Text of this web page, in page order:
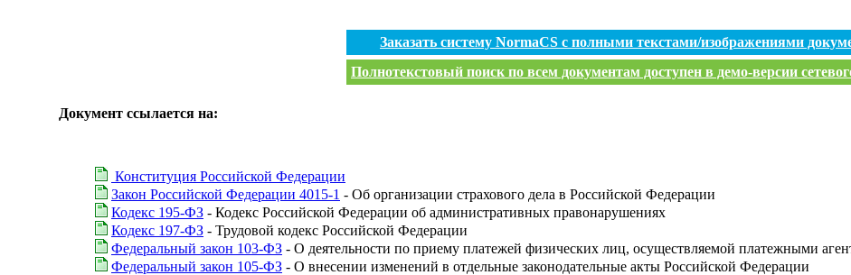
Заказать систему NormaCS с полными текстами/изображениями
Полнотекстовый поиск по всем документам доступен в демо-версии
Документ ссылается на:
Конституция Российской Федерации
Закон Российской Федерации 4015-1 - Об организации страхового дела в Российской Федерации
Кодекс 195-ФЗ - Кодекс Российской Федерации об административных правонарушениях
Кодекс 197-ФЗ - Трудовой кодекс Российской Федерации
Федеральный закон 103-ФЗ - О деятельности по приему платежей физических лиц, осуществляемой платежными
Федеральный закон 105-ФЗ - О внесении изменений в отдельные законодательные акты Российской Федерации